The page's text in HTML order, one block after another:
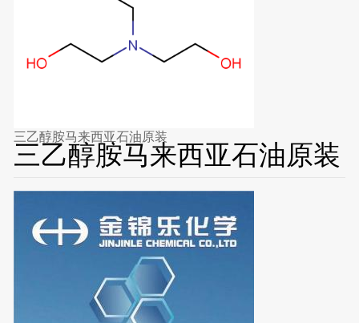
三乙醇胺马来西亚石油原装
三乙醇胺马来西亚石油原装